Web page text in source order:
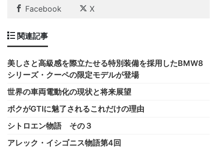
Facebook X
関連記事
美しさと高級感を際立たせる特別装備を採用したBMW8
シリーズ・クーペの限定モデルが登場
世界の車両電動化の現状と将来展望
ボクがGTIに魅了されるこれだけの理由
シトロエン物語 その３
アレック・イシゴニス物語第4回